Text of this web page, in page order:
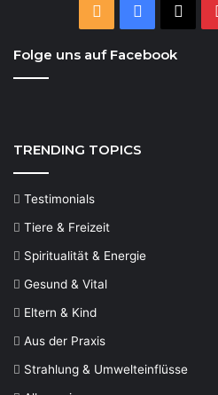
Facebook
Folge uns auf Facebook
TRENDING TOPICS
Testimonials
Tiere & Freizeit
Spiritualität & Energie
Gesund & Vital
Eltern & Kind
Aus der Praxis
Strahlung & Umwelteinflüsse